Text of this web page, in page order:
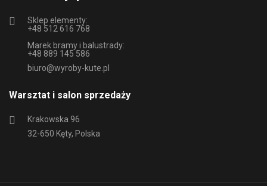
Sklep elementy:
+48 512 616 768
Marek bramy i balustrady:
+48 889 145 586
biuro@wyroby-kute.pl
Warsztat i salon sprzedaży
Krakowska 96
32-650 Kęty, Polska